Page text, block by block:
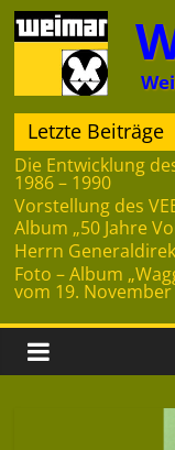
Zum
Inhalt
springen
Letzte Beiträge
Die Entwicklung
1986 – 1990
Vorstellung des
Album „50 Jahre
Herrn
Foto – Album
vom 19. November